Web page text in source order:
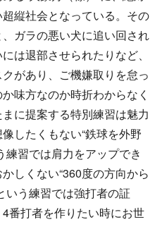
縦社会となっている。その
ガラの悪い犬に追い回され
は退部させられたりなど、
があり、ご機嫌取りを怠っ
味方なのか時折わからなく
に提案する特別練習は魅力
したくもない“鉄球を外野
練習では肩力をアップでき
しくない“360度の方向から
いう練習では強打者の証
番打者を作りたい時にお世